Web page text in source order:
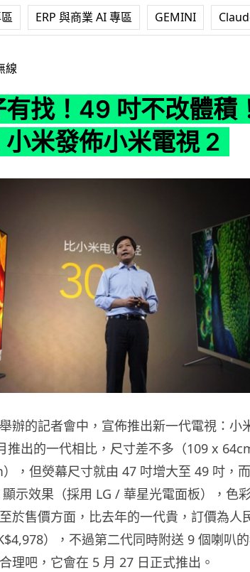
ERP 與商業 AI 專區 GEMINI
線
找！49 吋不改體積
米發佈小米電視 2
辦的記者會中，宣佈推出新一代電視：小
推出的一代相比，尺寸差不多（109 x
，但熒幕尺寸就由 47 吋增大至 49 吋，
示效果（採用 LG / 華星光電面板），色
於售價方面，比去年的一代貴，訂價為人
），不過第二代同時附送 9 個喇叭
理吧，它會在 5 月 27 日正式推出。